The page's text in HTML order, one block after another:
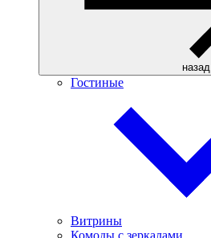
назад
Гостиные
Витрины
Комоды с зеркалами